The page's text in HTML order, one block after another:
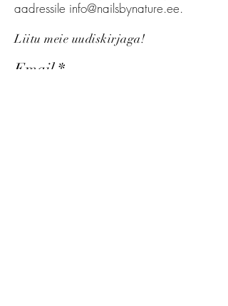
aadressile info@nailsbynature.ee.
Liitu meie uudiskirjaga!
Email